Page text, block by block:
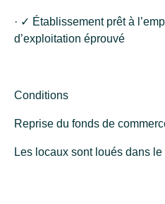
· ✓ Établissement prêt à
d’exploitation éprouvé
Conditions
Reprise du fonds de
Les locaux sont loués dans